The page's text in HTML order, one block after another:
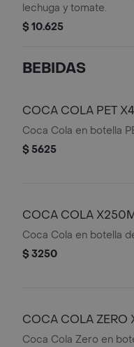
lechuga y tomate.
$ 10.625
BEBIDAS
COCA COLA PET
Coca Cola en botella
$ 5625
COCA COLA
Coca Cola en botella
$ 3250
COCA COLA ZERO
Coca Cola Zero en